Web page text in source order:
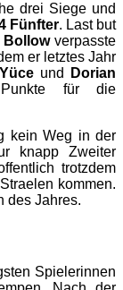
drei Siege und
Fünfter. Last but
Bollowverpasste
er letztes Jahr
und
Dorian
für die
kein Weg in der
knapp Zweiter
trotzdem
kommen.
des Jahres.
Spielerinnen